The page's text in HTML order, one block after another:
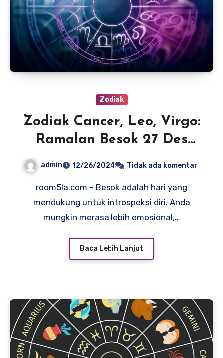
Zodiak
Zodiak Cancer, Leo, Virgo:
Ramalan Besok 27 Des
admin 12/26/2024 Tidak ada komentar
room5la.com – Besok adalah hari yang
mendukung untuk introspeksi diri. Anda
mungkin merasa lebih emosional,…
Baca Lebih Lanjut